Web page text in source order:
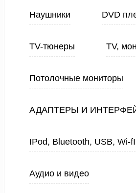
Наушники DVD
TV-тюнеры TV,
Потолочные мониторы
АДАПТЕРЫ И
IPod, Bluetooth, USB, Wi-fI
Аудио и видео